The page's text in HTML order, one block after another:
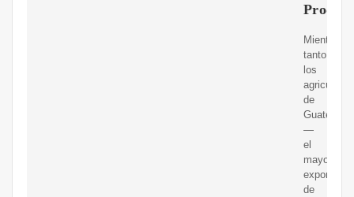
Mientras
tanto,
los
de
Guatemala
—
el
mayor
exportador
de